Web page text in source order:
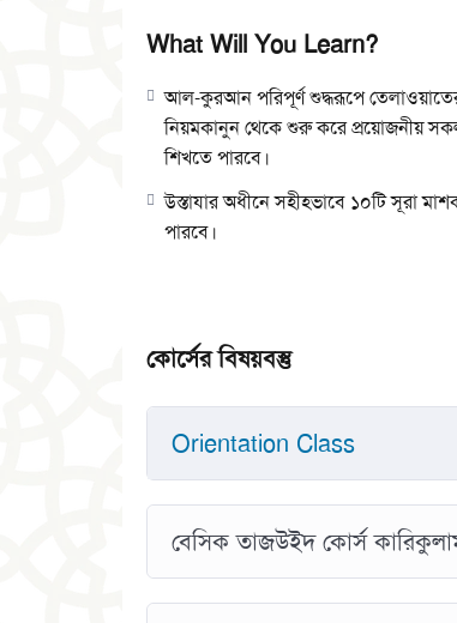
What Will You Learn?
আল-কুরআন পরিপূর্ণ শুদ্ধরূপে
নিয়মকানুন থেকে শুরু করে প্রয়োজনীয়
শিখতে পারবে।
উস্তাযার অধীনে সহীহভাবে ১০টি সূরা
পারবে।
কোর্সের বিষয়বস্তু
Orientation Class
বেসিক তাজউইদ কোর্স